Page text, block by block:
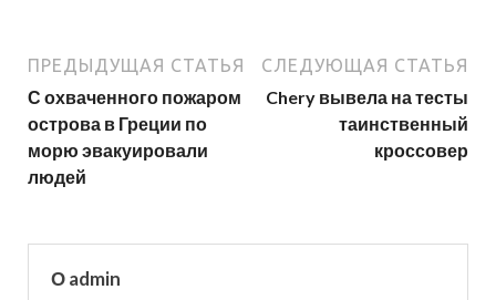
ПРЕДЫДУЩАЯ СТАТЬЯ
С охваченного пожаром
острова в Греции по
морю эвакуировали
людей
СЛЕДУЮЩАЯ СТАТЬЯ
Chery вывела на тесты
таинственный
кроссовер
О admin